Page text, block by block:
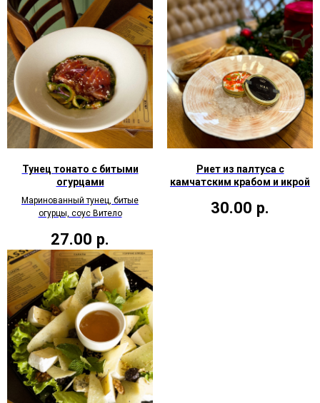
Тунец тонато с битыми
огурцами
Маринованный тунец, битые
огурцы, соус Витело
27.00 р.
Риет из палтуса с
камчатским крабом и икрой
30.00 р.